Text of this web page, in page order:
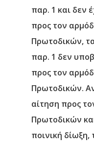
παρ. 1 και δεν
προς τον
Πρωτοδικών,
παρ. 1 δεν
προς τον
Πρωτοδικών.
αίτηση προς
Πρωτοδικών
ποινική